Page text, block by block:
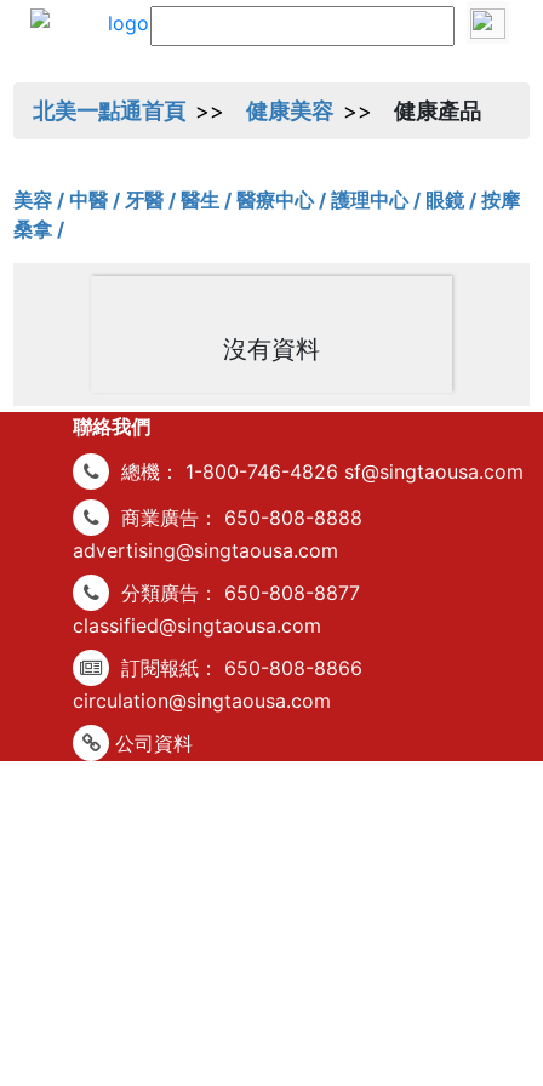
北美一點通首頁 健康美容 健康產品
美容 / 中醫 /牙醫 /醫生 /醫療中心 /護理中心 / 眼鏡 /按摩
桑拿 /
沒有資料
聯絡我們
總機：
1-800-746-4826 sf@singtaousa.com
商業廣告：
650-808-8888
advertising@singtaousa.com
分類廣告：
650-808-8877
classified@singtaousa.com
訂閱報紙：
650-808-8866
circulation@singtaousa.com
公司資料